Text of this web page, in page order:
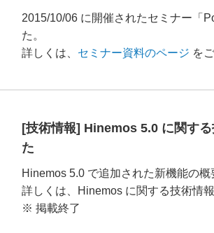
2015/10/06 に開催されたセミナー「
た。
詳しくは、 セミナー資料のページ を
[技術情報] Hinemos 5.0 に関す
た
Hinemos 5.0 で追加された新機能の概
詳しくは、Hinemos に関する技術情
※ 掲載終了